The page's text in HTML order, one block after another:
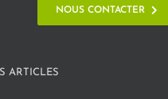
NOUS CONTACTER
ARTICLES